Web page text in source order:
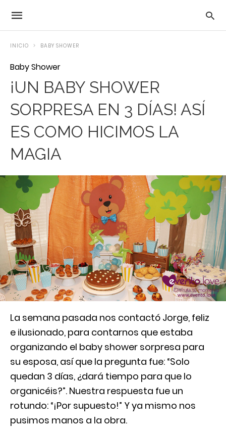
INICIO BABY SHOWER
Baby Shower
¡UN BABY SHOWER
SORPRESA EN 3 DÍAS! ASÍ
ES COMO HICIMOS LA
MAGIA
La semana pasada nos contactó Jorge, feliz
e ilusionado, para contarnos que estaba
organizando el baby shower sorpresa para
su esposa, así que la pregunta fue: “Solo
quedan 3 días, ¿dará tiempo para que lo
organicéis?”. Nuestra respuesta fue un
rotundo: “¡Por supuesto!” Y ya mismo nos
pusimos manos a la obra.